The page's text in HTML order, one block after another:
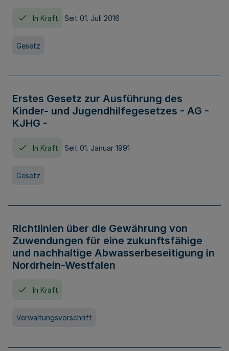
In Kraft Seit 01. Juli 2016
Gesetz
Erstes Gesetz zur Ausführung des
Kinder- und Jugendhilfegesetzes - AG -
KJHG -
In Kraft Seit 01. Januar 1991
Gesetz
Richtlinien über die Gewährung von
Zuwendungen für eine zukunftsfähige
und nachhaltige Abwasserbeseitigung in
Nordrhein-Westfalen
In Kraft
Verwaltungsvorschrift